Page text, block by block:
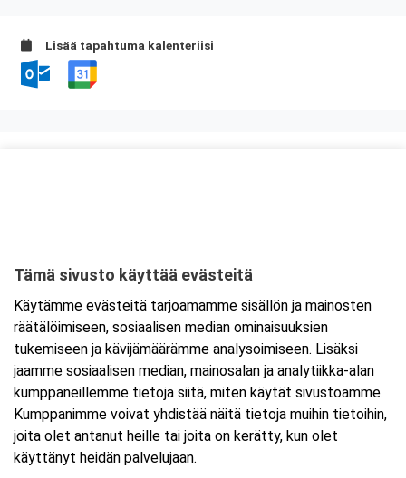
Lisää tapahtuma kalenteriisi
Tarkempi kartta ja ajo-ohjeet
Tämä sivusto käyttää evästeitä
Käytämme evästeitä tarjoamamme sisällön ja mainosten
räätälöimiseen, sosiaalisen median ominaisuuksien
tukemiseen ja kävijämäärämme analysoimiseen. Lisäksi
jaamme sosiaalisen median, mainosalan ja analytiikka-alan
kumppaneillemme tietoja siitä, miten käytät sivustoamme.
Kumppanimme voivat yhdistää näitä tietoja muihin tietoihin,
joita olet antanut heille tai joita on kerätty, kun olet
käyttänyt heidän palvelujaan.